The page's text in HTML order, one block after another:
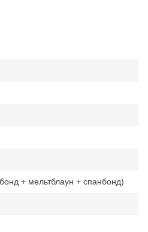
+ мельтблаун + спанбонд)